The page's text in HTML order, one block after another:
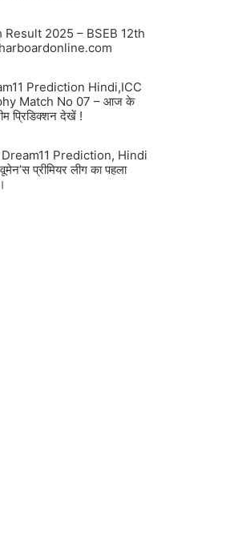
Result 2025 – BSEB 12th
Prediction Hindi,ICC
Match No 07 – आज के
प्रिडिक्शन देखें !
Prediction, Hindi
प्रीमियर लीग का पहला